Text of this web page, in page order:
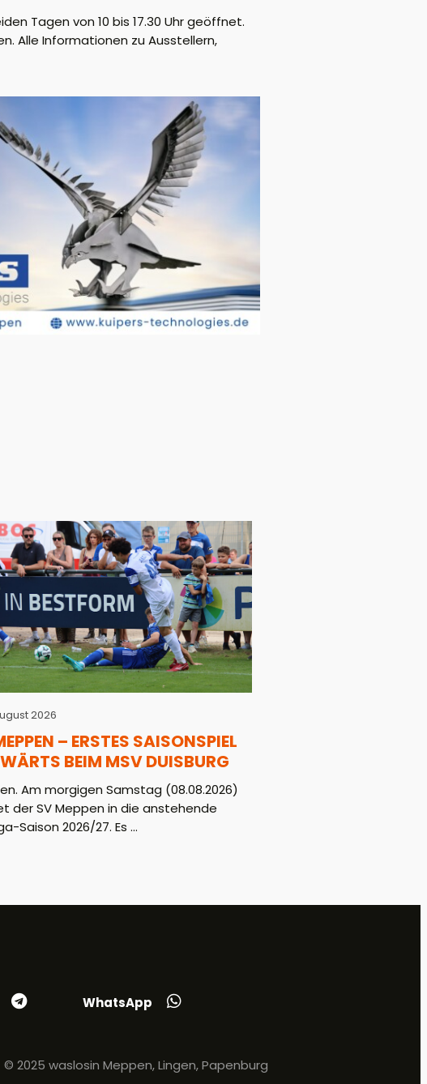
Tagen von 10 bis 17.30 Uhrgeöffnet.
Alle Informationen zu Ausstellern,
2026
– ERSTES SAISONSPIEL
BEIM MSV DUISBURG
Am morgigen Samstag (08.08.2026)
der SV Meppen in die anstehende
Saison 2026/27. Es ...
WhatsApp
© 2025 waslosin Meppen, Lingen, Papenburg